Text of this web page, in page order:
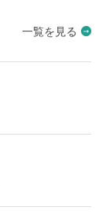
一覧を見る